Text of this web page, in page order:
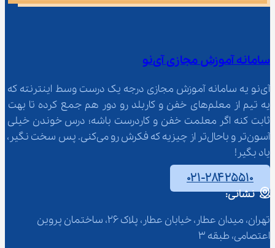
سامانه آموزش مجازی آی‌نو
آی‌نو یه سامانه آموزش مجازی درجه یک درست وسط اینترنته که
یه تیم از معلم‌‌های خفن و کاربلد رو دور هم جمع کرده تا بهت
ثابت کنه اگر معلمت خفن و کاردرست باشه؛ درس خوندن خیلی
آسون‌تر و باحال‌تر از چیزیه که فکرش رو می‌کنی. پس سخت نگیر،
یاد بگیر!
۰۲۱-۲۸۴۲۵۵۱۰
نشانی:
تهران، میدان عطار، خیابان عطار، پلاک 26، ساختمان پروین
اعتصامی، طبقه 3